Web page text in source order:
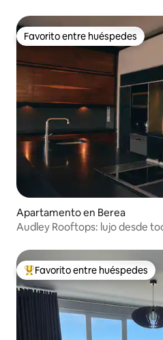
Favorito entre huéspedes
Favorito entre huéspedes
Apartamento en Berea
Audley Rooftops: lujo desde
Favorito entre huéspedes
Favorito entre huéspedes